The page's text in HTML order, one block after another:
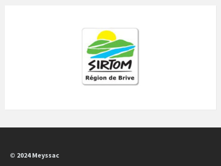
© 2024 Meyssac